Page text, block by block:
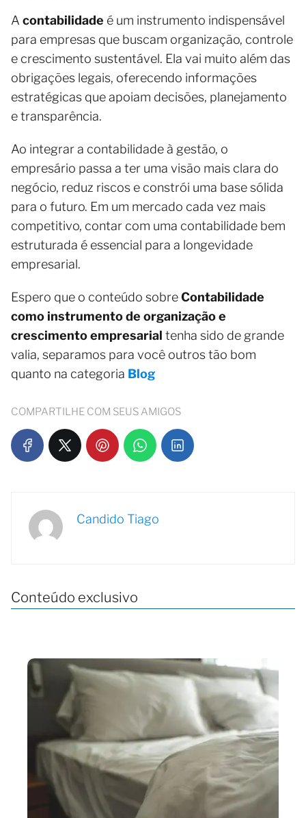
A contabilidade é um instrumento indispensável
para empresas que buscam organização, controle
e crescimento sustentável. Ela vai muito além das
obrigações legais, oferecendo informações
estratégicas que apoiam decisões, planejamento
e transparência.
Ao integrar a contabilidade à gestão, o
empresário passa a ter uma visão mais clara do
negócio, reduz riscos e constrói uma base sólida
para o futuro. Em um mercado cada vez mais
competitivo, contar com uma contabilidade bem
estruturada é essencial para a longevidade
empresarial.
Espero que o conteúdo sobreContabilidade
como instrumento de organização e
crescimento empresarial tenha sido de grande
valia, separamos para você outros tão bom
quanto na categoria Blog
COMPARTILHE COM SEUS AMIGOS
Candido Tiago
Conteúdo exclusivo